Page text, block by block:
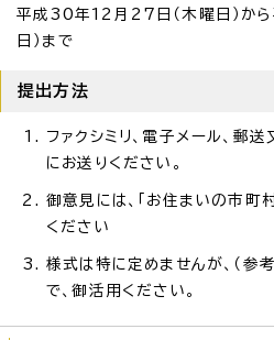
平成30年12月27日（木曜日）か
日）まで
提出方法
ファクシミリ、電子メール、郵
にお送りください。
御意見には、「お住まいの市町
ください
様式は特に定めませんが、（参
で、御活用ください。